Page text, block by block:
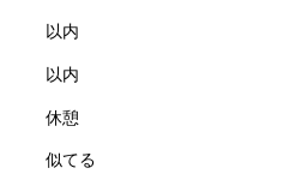
以内
以内
休憩
似てる